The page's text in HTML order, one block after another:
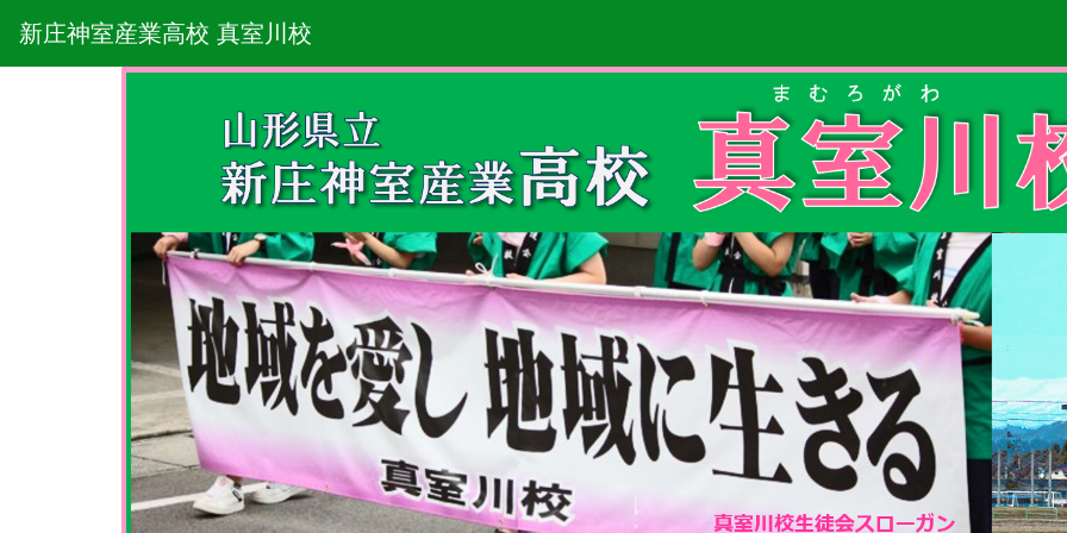
新庄神室産業高校 真室川校